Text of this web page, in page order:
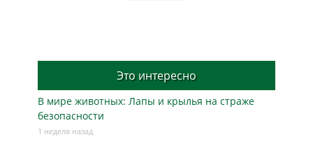
Это интересно
В мире животных: Лапы и крылья на страже
безопасности
1 неделя назад